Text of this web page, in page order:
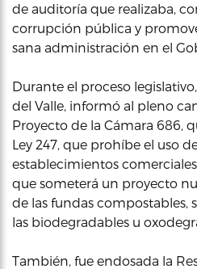
de auditoría que realizaba,
corrupción pública y
sana administración en el
Durante el proceso
del Valle, informó al pleno
Proyecto de la Cámara 686,
Ley 247, que prohíbe el uso
establecimientos
que someterá un proyecto
de las fundas compostables,
las biodegradables u
También, fue endosada la